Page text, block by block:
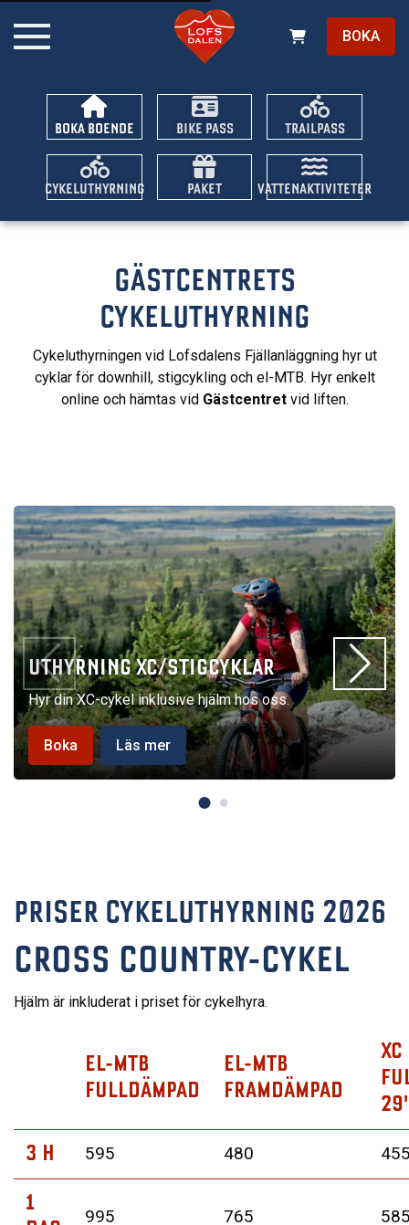
BOKA
BOKA BOENDE BIKE PASS TRAILPASS
CYKELUTHYRNING PAKET VATTENAKTIVITETER
GÄSTCENTRETS
CYKELUTHYRNING
Cykeluthyrningen vid Lofsdalens Fjällanläggning hyr ut
cyklar för downhill, stigcykling och el-MTB. Hyr enkelt
online och hämtas vid Gästcentret vid liften.
UTHYRNING XC/STIGCYKLAR
Hyr din XC-cykel inklusive hjälm hos oss.
Boka Läs mer
PRISER CYKELUTHYRNING 2026
CROSS COUNTRY-CYKEL
Hjälm är inkluderat i priset för cykelhyra.
EL-MTB
FULLDÄMPAD
EL-MTB
FRAMDÄMPAD
XC
3 H 595 480
1
995 765